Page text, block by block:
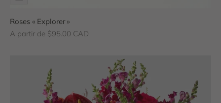
Roses « Explorer »
Prix de vente
A partir de $95.00 CAD